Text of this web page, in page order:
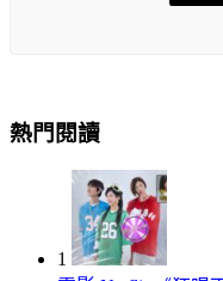
熱門閱讀
1